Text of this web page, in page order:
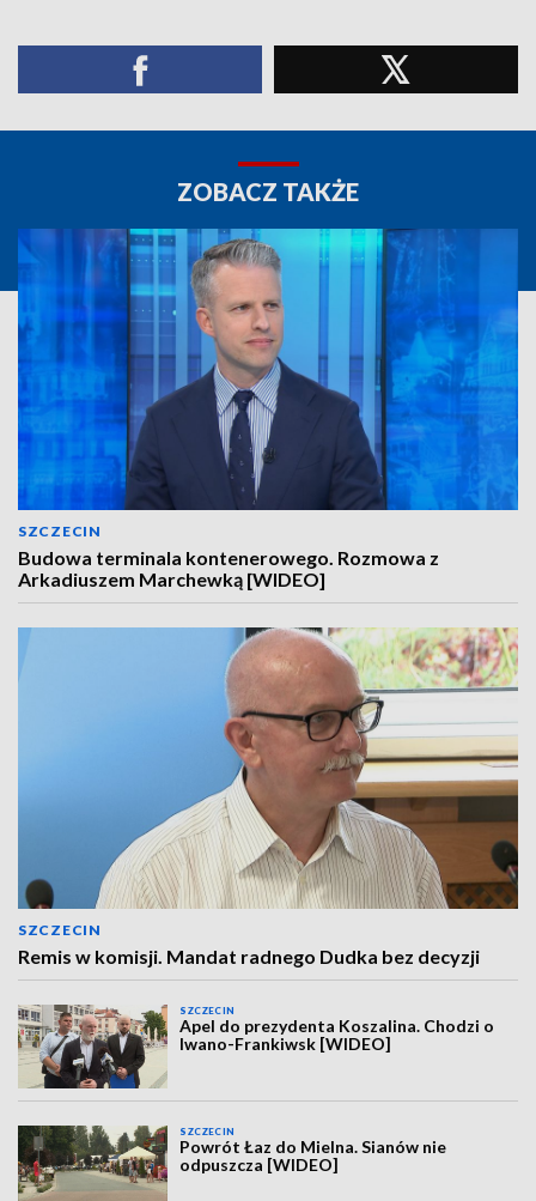
ZOBACZ TAKŻE
SZCZECIN
Budowa terminala kontenerowego. Rozmowa z
Arkadiuszem Marchewką [WIDEO]
SZCZECIN
Remis w komisji. Mandat radnego Dudka bez decyzji
SZCZECIN
Apel do prezydenta Koszalina. Chodzi o
Iwano-Frankiwsk [WIDEO]
SZCZECIN
Powrót Łaz do Mielna. Sianów nie
odpuszcza [WIDEO]